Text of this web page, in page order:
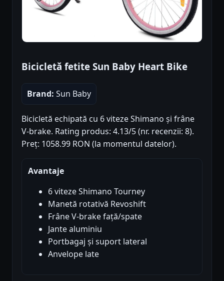
Bicicletă fetite Sun Baby Heart Bike
Brand: Sun Baby
Bicicletă echipată cu 6 viteze Shimano și frâne
V-brake. Rating produs: 4.13/5 (nr. recenzii: 8).
Preț: 1058.99 RON (la momentul datelor).
Avantaje
6 viteze Shimano Tourney
Manetă rotativă Revoshift
Frâne V-brake față/spate
Jante aluminiu
Portbagaj și suport lateral
Anvelope late